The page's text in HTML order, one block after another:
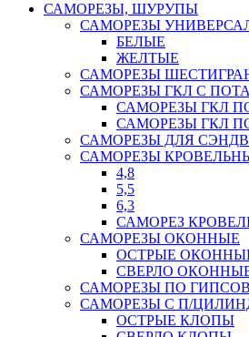
САМОРЕЗЫ, ШУРУПЫ
САМОРЕЗЫ
БЕЛЫЕ
ЖЕЛТЫЕ
САМОРЕЗЫ
САМОРЕЗЫ ГКЛ С
САМОРЕЗЫ ГКЛ
САМОРЕЗЫ ГКЛ
САМОРЕЗЫ ДЛЯ
САМОРЕЗЫ
4,8
5,5
6,3
САМОРЕЗ
САМОРЕЗЫ ОКОННЫЕ
ОСТРЫЕ
СВЕРЛО
САМОРЕЗЫ ПО
САМОРЕЗЫ С П/
ОСТРЫЕ КЛОПЫ